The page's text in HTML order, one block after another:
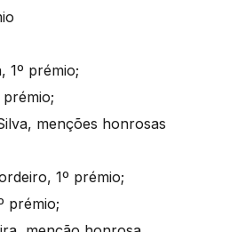
1º prémio;
menções honrosas
1º prémio;
prémio;